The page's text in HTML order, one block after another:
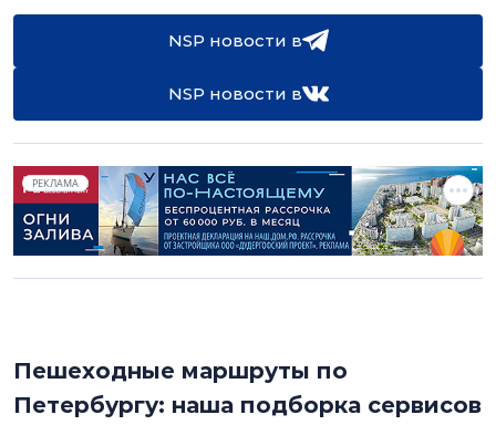
NSP новости в
NSP новости в
РЕКЛАМА
Пешеходные маршруты по
Петербургу: наша подборка сервисов